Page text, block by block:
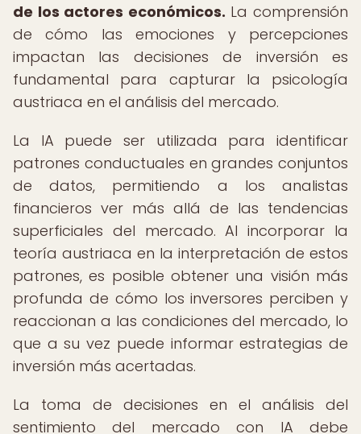
de los actores económicos. La comprensión
de cómo las emociones y percepciones
impactan las decisiones de inversión es
fundamental para capturar la psicología
austriaca en el análisis del mercado.
La IA puede ser utilizada para identificar
patrones conductuales en grandes conjuntos
de datos, permitiendo a los analistas
financieros ver más allá de las tendencias
superficiales del mercado. Al incorporar la
teoría austriaca en la interpretación de estos
patrones, es posible obtener una visión más
profunda de cómo los inversores perciben y
reaccionan a las condiciones del mercado, lo
que a su vez puede informar estrategias de
inversión más acertadas.
La toma de decisiones en el análisis del
sentimiento del mercado con IA debe